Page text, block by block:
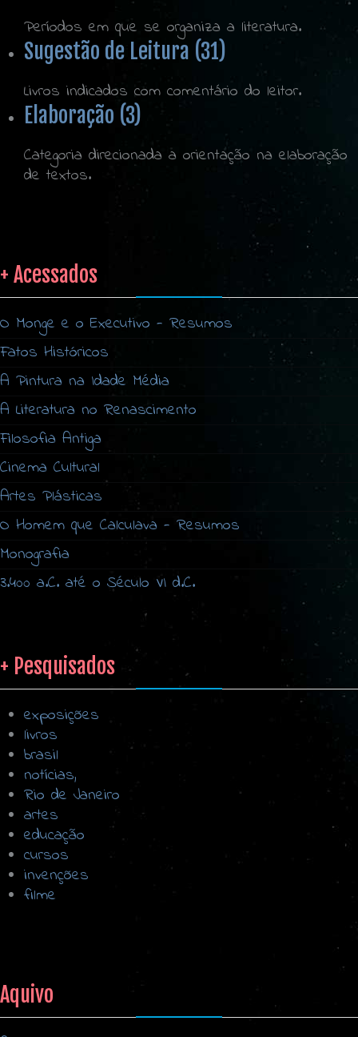
Períodos em que se organiza a literatura.
Sugestão de Leitura (31)
Livros indicados com comentário do leitor.
Elaboração (3)
Categoria direcionada a orientação na elaboração
de textos.
+ Acessados
O Monge e o Executivo - Resumos
Fatos Históricos
A Pintura na Idade Média
A Literatura no Renascimento
Filosofia Antiga
Cinema Cultural
Artes Plásticas
O Homem que Calculava - Resumos
Monografia
3.400 a.C. até o Século VI d.C.
+ Pesquisados
exposições
livros
brasil
notícias,
Rio de Janeiro
artes
educação
cursos
invenções
filme
Aquivo